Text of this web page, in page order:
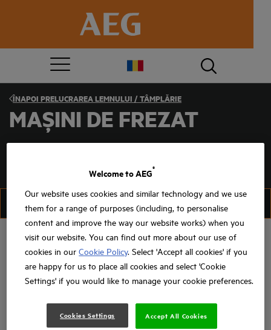
ÎNAPOI PRELUCRAREA LEMNULUI / TÂMPLĂRIE
MAȘINI DE FREZAT
FILTRU SORTAȚI
Mașină de frezat 18V cu
Welcome to AEG
®
Our website uses cookies and similar technology and we use
them for a range of purposes (including, to personalise
content and improve the way our website works) when you
visit our website. You can find out more about our use of
cookies in ourCookie Policy. Select 'Accept all cookies' if you
are happy for us to place all cookies and select 'Cookie
Settings' if you would like to manage your cookie preferences.
Cookies Settings Accept All Cookies